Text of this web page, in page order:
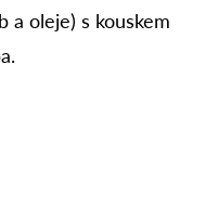
a oleje) s kouskem